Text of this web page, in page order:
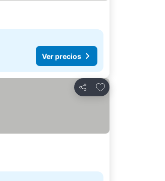
Ver precios
Compartir
Agregar a favoritos